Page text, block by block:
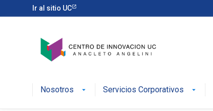
Ir al sitio UC
Nosotros Servicios Corporativos